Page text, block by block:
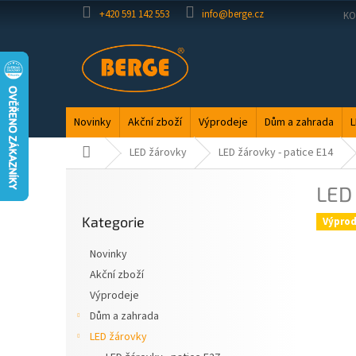
+420 591 142 553 info@berge.cz
Novinky Akční zboží Výprodeje Dům a zahrada
Domů LED žárovky LED žárovky - patice E14
kategorie
Kategorie
Novinky
Akční zboží
Výprodeje
Dům a zahrada
LED žárovky